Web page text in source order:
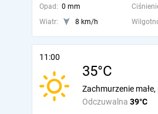
Opad: 0 mm
Wiatr:
8 km/h
11:00
35°C
Odczuwalna 39°C
Zachmurzenie